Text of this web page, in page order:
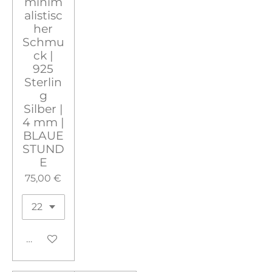
alistisc
her
Schmu
ck |
925
Sterlin
g
Silber |
4 mm |
BLAUE
STUND
E
75,00 €
In den Warenkorb